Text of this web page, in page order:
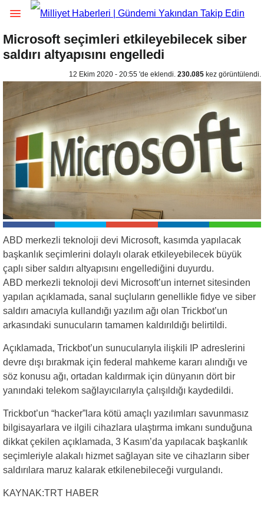
Microsoft seçimleri etkileyebilecek siber
saldırı altyapısını engelledi
12 Ekim 2020 - 20:55 'de eklendi. 230.085 kez görüntülendi.
ABD merkezli teknoloji devi Microsoft, kasımda yapılacak
başkanlık seçimlerini dolaylı olarak etkileyebilecek büyük
çaplı siber saldırı altyapısını engellediğini duyurdu.
ABD merkezli teknoloji devi Microsoft’un internet sitesinden
yapılan açıklamada, sanal suçluların genellikle fidye ve siber
saldırı amacıyla kullandığı yazılım ağı olan Trickbot’un
arkasındaki sunucuların tamamen kaldırıldığı belirtildi.
Açıklamada, Trickbot’un sunucularıyla ilişkili IP adreslerini
devre dışı bırakmak için federal mahkeme kararı alındığı ve
söz konusu ağı, ortadan kaldırmak için dünyanın dört bir
yanındaki telekom sağlayıcılarıyla çalışıldığı kaydedildi.
Trickbot’un “hacker”lara kötü amaçlı yazılımları savunmasız
bilgisayarlara ve ilgili cihazlara ulaştırma imkanı sunduğuna
dikkat çekilen açıklamada, 3 Kasım’da yapılacak başkanlık
seçimleriyle alakalı hizmet sağlayan site ve cihazların siber
saldırılara maruz kalarak etkilenebileceği vurgulandı.
KAYNAK:TRT HABER